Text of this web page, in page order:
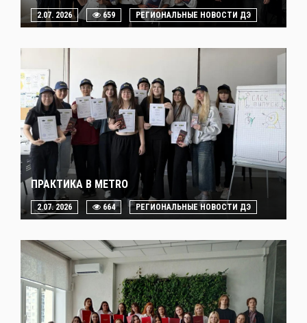
2.07. 2026 659 РЕГИОНАЛЬНЫЕ НОВОСТИ ДЭ
ПРАКТИКА В METRO
2.07. 2026 664 РЕГИОНАЛЬНЫЕ НОВОСТИ ДЭ